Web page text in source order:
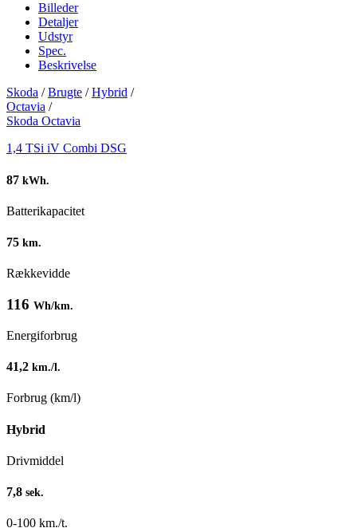
Billeder
Detaljer
Udstyr
Spec.
Beskrivelse
Skoda / Brugte / Hybrid /
Octavia /
Skoda Octavia
1,4 TSi iV Combi DSG
87 kWh.
Batterikapacitet
75 km.
Rækkevidde
116 Wh/km.
Energiforbrug
41,2 km./l.
Forbrug (km/l)
Hybrid
Drivmiddel
7,8 sek.
0-100 km./t.